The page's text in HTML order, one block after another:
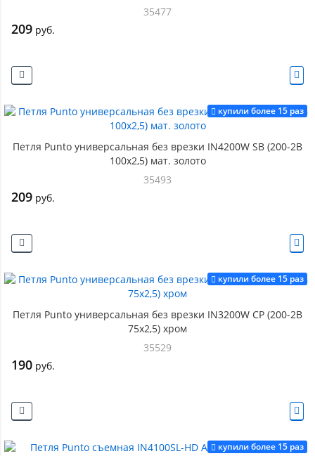
35477
209 руб.
купили более 15 раз
Петля Punto универсальная без врезки IN4200W SB (200-2B
100x2,5) мат. золото
35493
209 руб.
купили более 15 раз
Петля Punto универсальная без врезки IN3200W CP (200-2B
75x2,5) хром
35529
190 руб.
купили более 15 раз